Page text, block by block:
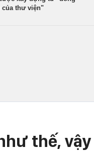
của thư viện"
thế,